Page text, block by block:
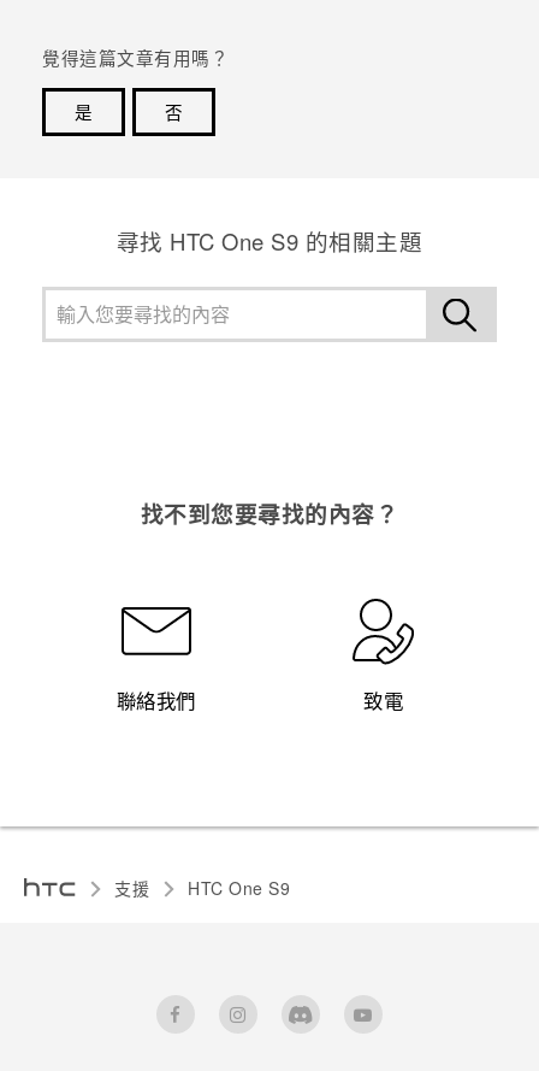
覺得這篇文章有用嗎？
是
否
尋找 HTC One S9 的相關主題
找不到您要尋找的內容？
聯絡我們 致電
支援 HTC One S9‎